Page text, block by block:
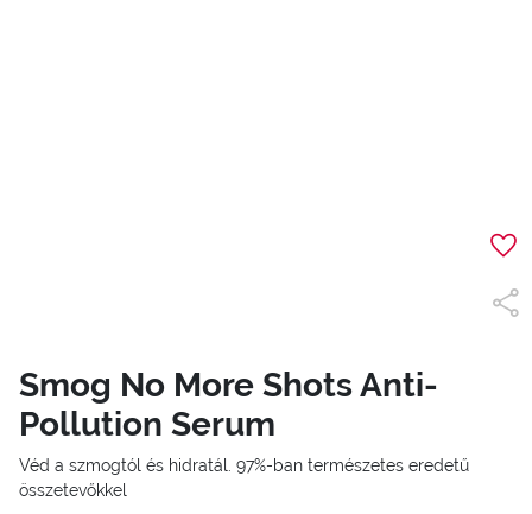
Smog No More Shots Anti-
Pollution Serum
Véd a szmogtól és hidratál. 97%-ban természetes eredetű
összetevőkkel